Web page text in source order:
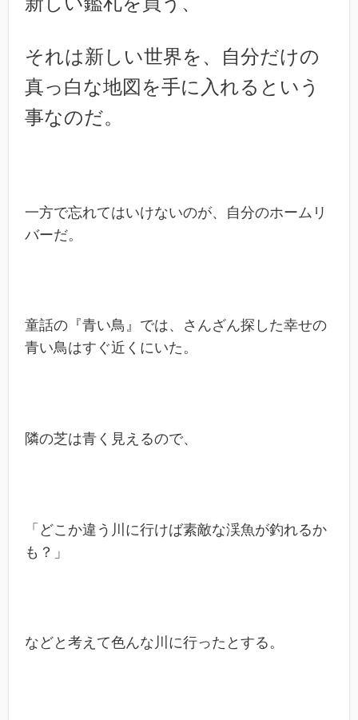
それは新しい世界を、自分だけの
真っ白な地図を手に入れるという
事なのだ。
一方で忘れてはいけないのが、自分のホームリ
バーだ。
童話の『青い鳥』では、さんざん探した幸せの
青い鳥はすぐ近くにいた。
隣の芝は青く見えるので、
「どこか違う川に行けば素敵な渓魚が釣れるか
も？」
などと考えて色んな川に行ったとする。